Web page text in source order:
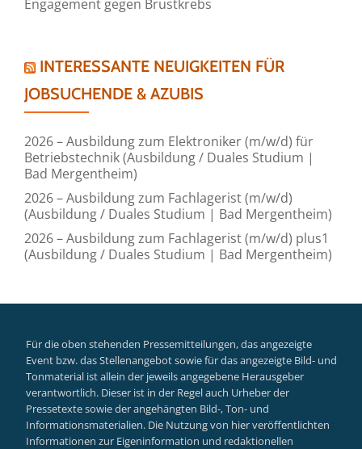
Engagement gegen Brustkrebs
INTERESSANTE NEUIGKEITEN FÜR
JOBSUCHENDE & AZUBIS
2026 – Ausbildung zum Elektroniker (m/w/d) für
Betriebstechnik (Ausbildung / Duales Studium |
Bad Mergentheim)
2026 – Ausbildung zum Fachlagerist (m/w/d)
(Ausbildung / Duales Studium | Bad Mergentheim)
2026 – Ausbildung zum Fachlagerist (m/w/d) plus1
(Ausbildung / Duales Studium | Bad Mergentheim)
Für die oben stehenden Pressemitteilungen, das angezeigte
Event bzw. das Stellenangebot sowie für das angezeigte Bild- und
Tonmaterial ist allein der jeweils angegebene Herausgeber
verantwortlich. Dieser ist in der Regel auch Urheber der
Pressetexte sowie der angehängten Bild-, Ton- und
Informationsmaterialien. Die Nutzung von hier veröffentlichten
Informationen zur Eigeninformation und redaktionellen